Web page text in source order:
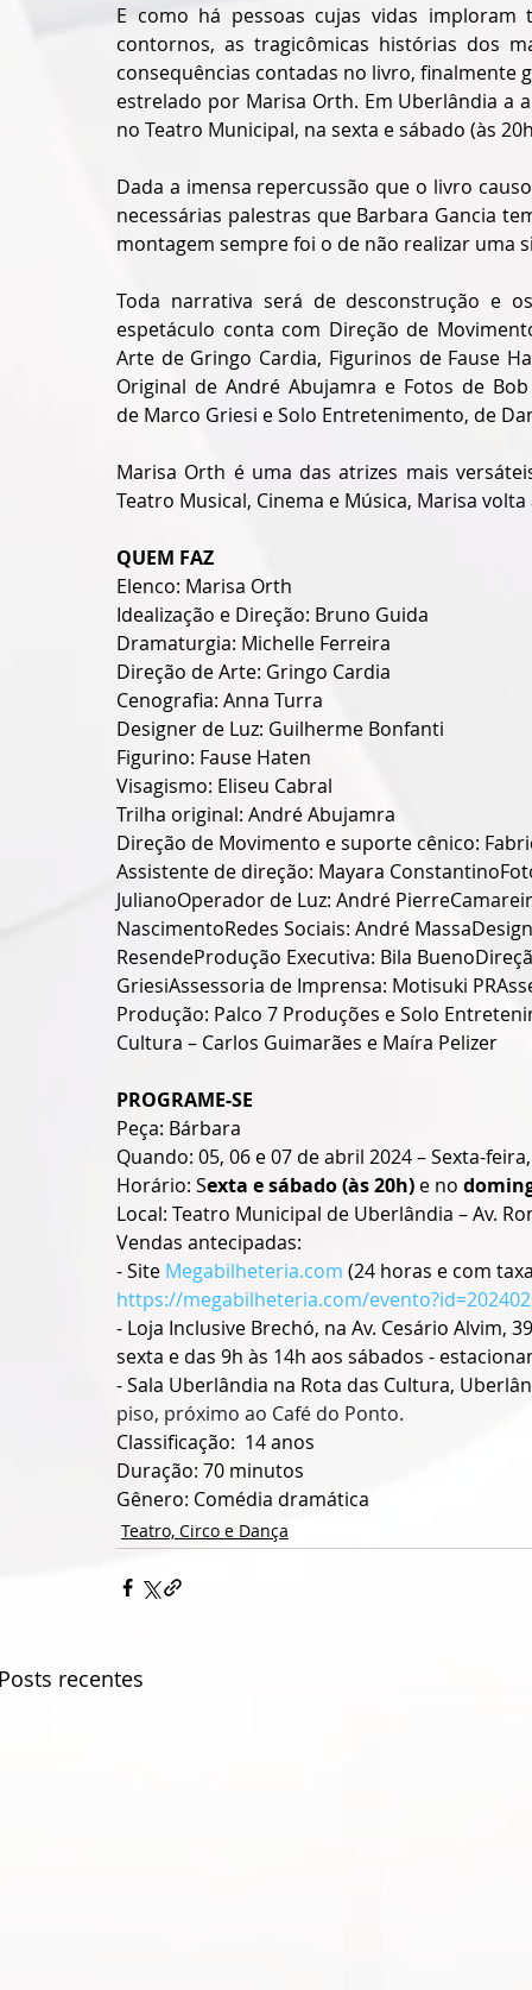
E como há pessoas cujas vidas
contornos, as tragicômicas histórias dos
consequências contadas no livro, finalmente
estrelado por Marisa Orth. Em Uberlândia a
no Teatro Municipal, na sexta e sábado (às
Dada a imensa repercussão que o livro
necessárias palestras que Barbara Gancia
montagem sempre foi o de não realizar uma
Toda narrativa será de desconstrução e
espetáculo conta com Direção de
Arte de Gringo Cardia, Figurinos de Fause
Original de André Abujamra e Fotos de
de Marco Griesi e Solo Entretenimento, de
Marisa Orth é uma das atrizes mais
Teatro Musical, Cinema e Música, Marisa
QUEM FAZ
Elenco: Marisa Orth
Idealização e Direção: Bruno Guida
Dramaturgia: Michelle Ferreira
Direção de Arte: Gringo Cardia
Cenografia: Anna Turra
Designer de Luz: Guilherme Bonfanti
Figurino: Fause Haten
Visagismo: Eliseu Cabral
Trilha original: André Abujamra
Direção de Movimento e suporte cênico:
Assistente de direção: Mayara
JulianoOperador de Luz: André
NascimentoRedes Sociais: André
ResendeProdução Executiva: Bila
GriesiAssessoria de Imprensa: Motisuki
Produção: Palco 7 Produções e Solo
Cultura – Carlos Guimarães e Maíra Pelizer
PROGRAME-SE
Peça: Bárbara
Quando: 05, 06 e 07 de abril 2024 – Sexta-
Horário: Sexta esábado (às 20h) e no
Local: Teatro Municipal de Uberlândia – Av.
Vendas antecipadas:
- Site Megabilheteria.com (24 horas e com
https://megabilheteria.com/
- Loja Inclusive Brechó, na Av. Cesário Alvim,
sexta e das 9h às 14h aos sábados -
- Sala Uberlândia na Rota das Cultura,
piso, próximo ao Café do Ponto.
Classificação:  14 anos
Duração: 70 minutos
Gênero: Comédia dramática
Teatro, Circo e Dança
recentes